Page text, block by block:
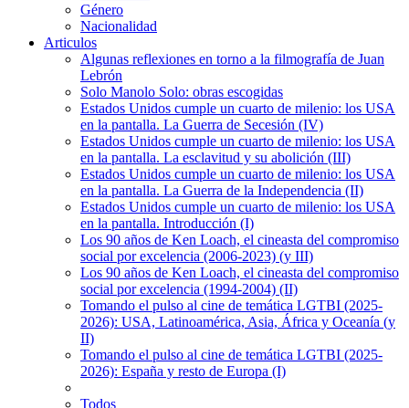
Género
Nacionalidad
Articulos
Algunas reflexiones en torno a la filmografía de Juan
Lebrón
Solo Manolo Solo: obras escogidas
Estados Unidos cumple un cuarto de milenio: los USA
en la pantalla. La Guerra de Secesión (IV)
Estados Unidos cumple un cuarto de milenio: los USA
en la pantalla. La esclavitud y su abolición (III)
Estados Unidos cumple un cuarto de milenio: los USA
en la pantalla. La Guerra de la Independencia (II)
Estados Unidos cumple un cuarto de milenio: los USA
en la pantalla. Introducción (I)
Los 90 años de Ken Loach, el cineasta del compromiso
social por excelencia (2006-2023) (y III)
Los 90 años de Ken Loach, el cineasta del compromiso
social por excelencia (1994-2004) (II)
Tomando el pulso al cine de temática LGTBI (2025-
2026): USA, Latinoamérica, Asia, África y Oceanía (y
II)
Tomando el pulso al cine de temática LGTBI (2025-
2026): España y resto de Europa (I)
Todos